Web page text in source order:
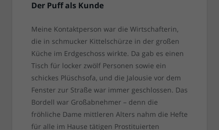
Der Puff als Kunde
Meine Kontaktperson war die Wirtschafterin,
die in schmucker Kittelschürze in der großen
Küche im Erdgeschoss wirkte. Da gab es einen
Tisch für locker zwölf Personen sowie ein
schickes Plüschsofa, und die Jalousie vor dem
Fenster zur Straße war immer geschlossen. Das
Bordell war Großabnehmer – denn die
fröhliche Dame mittleren Alters nahm die Hefte
für alle im Hause tätigen Prostituierten